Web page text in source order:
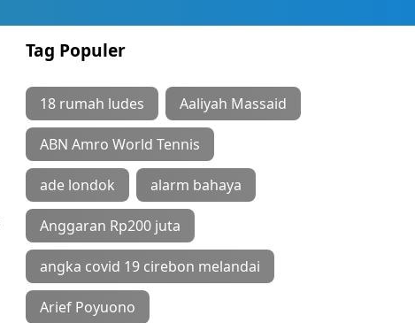
Tag Populer
18 rumah ludes Aaliyah Massaid
ABN Amro World Tennis
ade londok alarm bahaya
Anggaran Rp200 juta
angka covid 19 cirebon melandai
Arief Poyuono